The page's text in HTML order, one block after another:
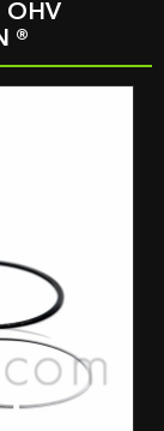
OHV
®